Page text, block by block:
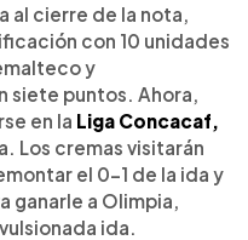
al cierre de la nota,
con 10 unidades
y
siete puntos. Ahora,
en la Liga Concacaf,
Los cremas visitarán
el 0-1 de la ida y
ganarle a Olimpia,
ida.